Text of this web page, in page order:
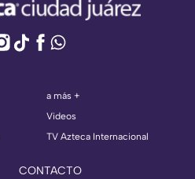
a más +
Videos
TV Azteca Internacional
CONTACTO